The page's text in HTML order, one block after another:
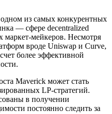
из самых конкурентных
— сфере decentralized
маркет-мейкеров. Несмотря
вроде Uniswap и Curve,
более эффективной
Maverick может стать
LP-стратегий.
в получении
постоянно следить за